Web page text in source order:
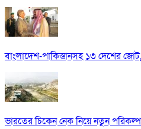
বাংলাদেশ-পাকিস্তানসহ ১৩ দেশের
ভারতের চিকেন নেক নিয়ে নতুন